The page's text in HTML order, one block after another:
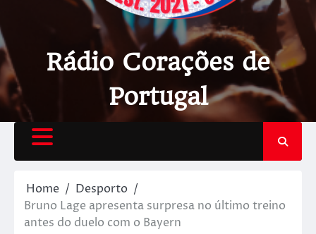
Rádio Corações de
Portugal
Home
Desporto
Bruno Lage apresenta surpresa no último treino
antes do duelo com o Bayern